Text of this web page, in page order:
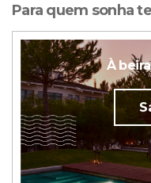
Para quem sonha
À